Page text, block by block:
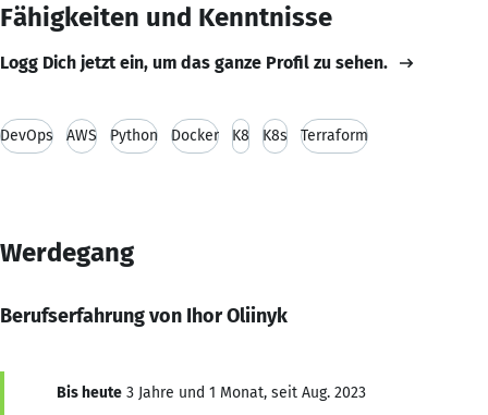
Fähigkeiten und Kenntnisse
Logg Dich jetzt ein, um das ganze Profil zu sehen.
DevOps AWS Python Docker K8 K8s Terraform
Werdegang
Berufserfahrung von Ihor Oliinyk
Bis heute 3 Jahre und 1 Monat, seit Aug. 2023